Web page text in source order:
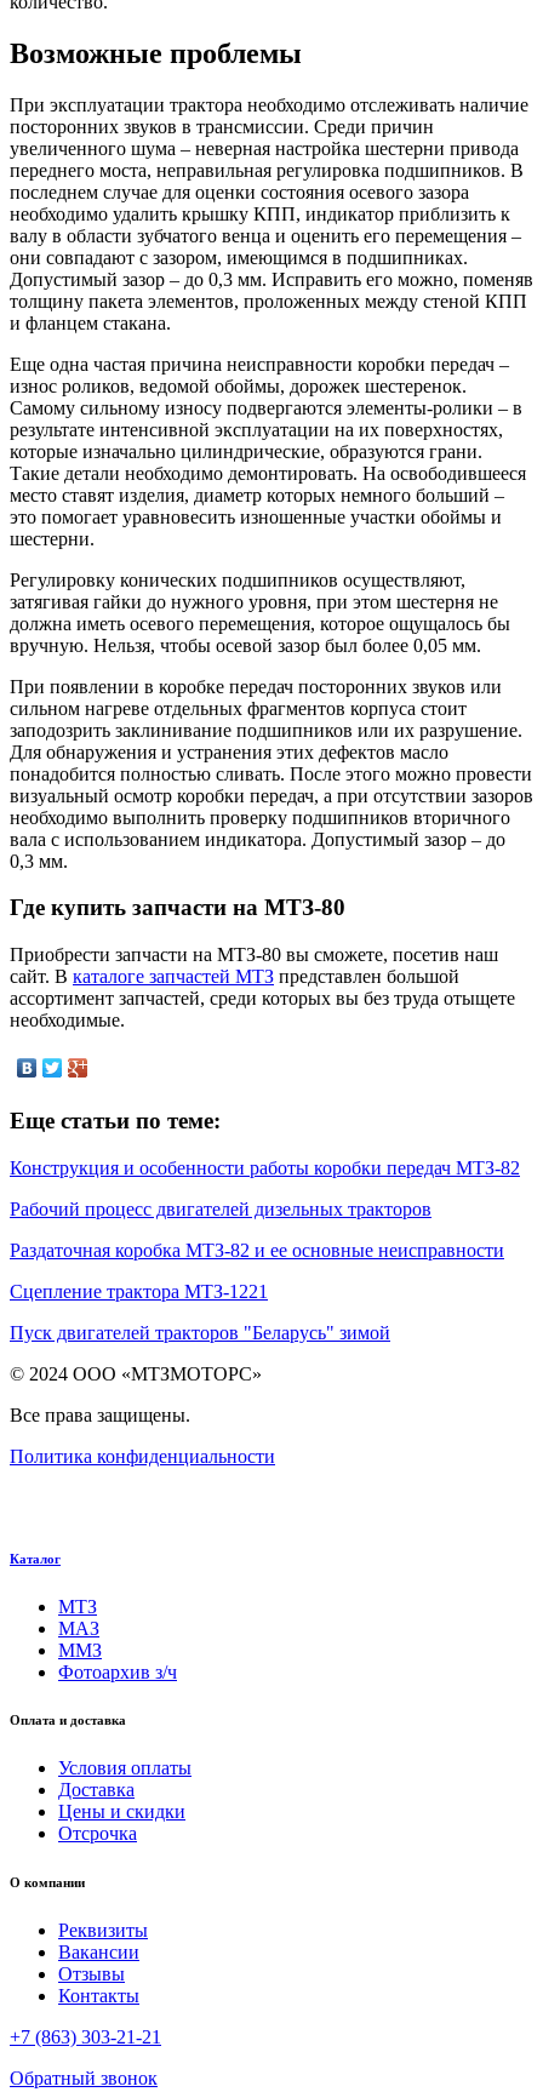
Возможные проблемы
При эксплуатации трактора необходимо отслеживать наличие
посторонних звуков в трансмиссии. Среди причин
увеличенного шума – неверная настройка шестерни привода
переднего моста, неправильная регулировка подшипников. В
последнем случае для оценки состояния осевого зазора
необходимо удалить крышку КПП, индикатор приблизить к
валу в области зубчатого венца и оценить его перемещения –
они совпадают с зазором, имеющимся в подшипниках.
Допустимый зазор – до 0,3 мм. Исправить его можно, поменяв
толщину пакета элементов, проложенных между стеной КПП
и фланцем стакана.
Еще одна частая причина неисправности коробки передач –
износ роликов, ведомой обоймы, дорожек шестеренок.
Самому сильному износу подвергаются элементы-ролики – в
результате интенсивной эксплуатации на их поверхностях,
которые изначально цилиндрические, образуются грани.
Такие детали необходимо демонтировать. На освободившееся
место ставят изделия, диаметр которых немного больший –
это помогает уравновесить изношенные участки обоймы и
шестерни.
Регулировку конических подшипников осуществляют,
затягивая гайки до нужного уровня, при этом шестерня не
должна иметь осевого перемещения, которое ощущалось бы
вручную. Нельзя, чтобы осевой зазор был более 0,05 мм.
При появлении в коробке передач посторонних звуков или
сильном нагреве отдельных фрагментов корпуса стоит
заподозрить заклинивание подшипников или их разрушение.
Для обнаружения и устранения этих дефектов масло
понадобится полностью сливать. После этого можно провести
визуальный осмотр коробки передач, а при отсутствии зазоров
необходимо выполнить проверку подшипников вторичного
вала с использованием индикатора. Допустимый зазор – до
0,3 мм.
Где купить запчасти на МТЗ-80
Приобрести запчасти на МТЗ-80 вы сможете, посетив наш
сайт. В каталоге запчастей МТЗ представлен большой
ассортимент запчастей, среди которых вы без труда отыщете
необходимые.
Еще статьи по теме:
Конструкция и особенности работы коробки передач МТЗ-82
Рабочий процесс двигателей дизельных тракторов
Раздаточная коробка МТЗ-82 и ее основные неисправности
Сцепление трактора МТЗ-1221
Пуск двигателей тракторов "Беларусь" зимой
© 2024 ООО «МТЗМОТОРС»
Все права защищены.
Политика конфиденциальности
Каталог
МТЗ
МАЗ
ММЗ
Фотоархив з/ч
Оплата и доставка
Условия оплаты
Доставка
Цены и скидки
Отсрочка
О компании
Реквизиты
Вакансии
Отзывы
Контакты
+7 (863) 303-21-21
Обратный звонок